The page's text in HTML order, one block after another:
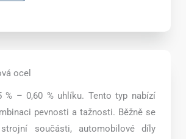
ocel
% – 0,60 % uhlíku. Tento typ nabízí
pevnosti a tažnosti. Běžně se
součásti, automobilové díly